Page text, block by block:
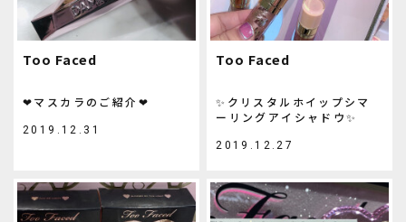
Too Faced
❤︎マスカラのご紹介❤︎
2019.12.31
Too Faced
✨クリスタルホイップシマ
ーリングアイシャドウ✨
2019.12.27